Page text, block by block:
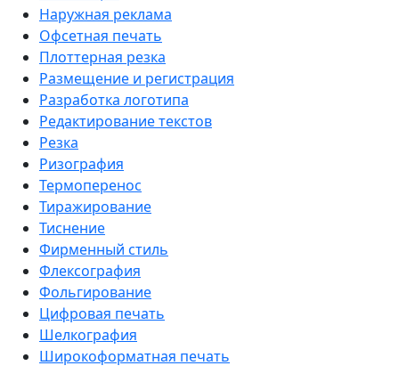
Наружная реклама
Офсетная печать
Плоттерная резка
Размещение и регистрация
Разработка логотипа
Редактирование текстов
Резка
Ризография
Термоперенос
Тиражирование
Тиснение
Фирменный стиль
Флексография
Фольгирование
Цифровая печать
Шелкография
Широкоформатная печать